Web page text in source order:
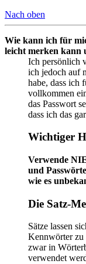
Nach oben
Wie kann ich für
leicht merken kann
Ich persönlich
ich jedoch auf
habe, dass ich
vollkommen
das Passwort
dass ich das
Wichtiger
Verwende
und
wie es
Die Satz-
Sätze lassen
Kennwörter zu
zwar in
verwendet